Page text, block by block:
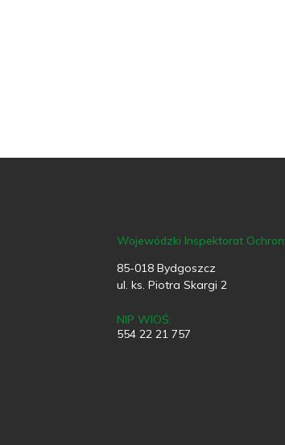
Wojewódzki Inspektorat
85-018 Bydgoszcz
ul. ks. Piotra Skargi 2
NIP WIOŚ:
554 22 21 757